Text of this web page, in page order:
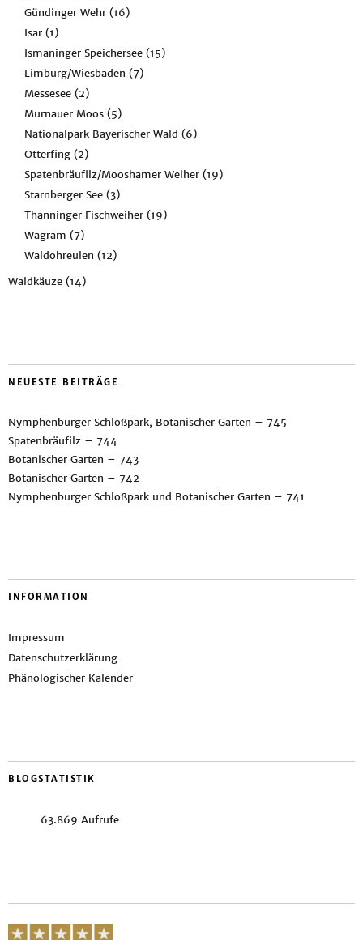
Gündinger Wehr (16)
Isar (1)
Ismaninger Speichersee (15)
Limburg/Wiesbaden (7)
Messesee (2)
Murnauer Moos (5)
Nationalpark Bayerischer Wald (6)
Otterfing (2)
Spatenbräufilz/Mooshamer Weiher (19)
Starnberger See (3)
Thanninger Fischweiher (19)
Wagram (7)
Waldohreulen (12)
Waldkäuze (14)
NEUESTE BEITRÄGE
Nymphenburger Schloßpark, Botanischer Garten – 745
Spatenbräufilz – 744
Botanischer Garten – 743
Botanischer Garten – 742
Nymphenburger Schloßpark und Botanischer Garten – 741
INFORMATION
Impressum
Datenschutzerklärung
Phänologischer Kalender
BLOGSTATISTIK
63.869 Aufrufe